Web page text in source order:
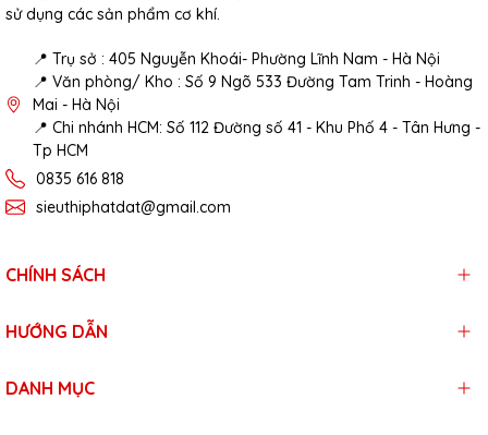
sử dụng các sản phẩm cơ khí.
📍 Trụ sở : 405 Nguyễn Khoái- Phường Lĩnh Nam - Hà Nội
📍 Văn phòng/ Kho : Số 9 Ngõ 533 Đường Tam Trinh - Hoàng
Mai - Hà Nội
📍 Chi nhánh HCM: Số 112 Đường số 41 - Khu Phố 4 - Tân Hưng -
Tp HCM
0835 616 818
sieuthiphatdat@gmail.com
CHÍNH SÁCH
HƯỚNG DẪN
DANH MỤC